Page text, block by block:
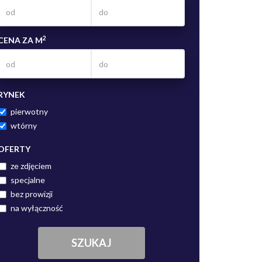
ZA M2
pierwotny
wtórny
ze zdjęciem
specjalne
bez prowizji
na wyłączność